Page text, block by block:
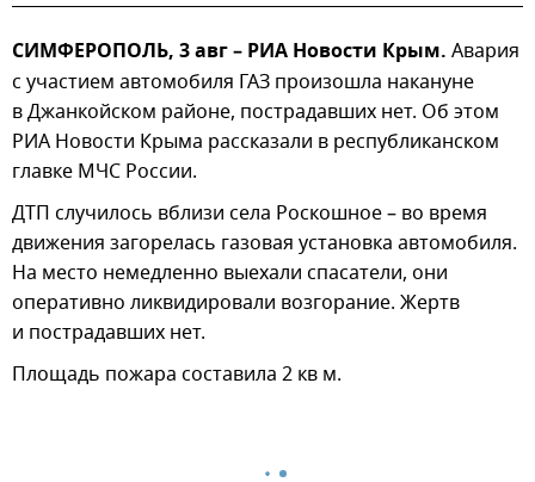
СИМФЕРОПОЛЬ, 3 авг – РИА Новости Крым. Авария
с участием автомобиля ГАЗ произошла накануне
в Джанкойском районе, пострадавших нет. Об этом
РИА Новости Крыма рассказали в республиканском
главке МЧС России.
ДТП случилось вблизи села Роскошное – во время
движения загорелась газовая установка автомобиля.
На место немедленно выехали спасатели, они
оперативно ликвидировали возгорание. Жертв
и пострадавших нет.
Площадь пожара составила 2 кв м.